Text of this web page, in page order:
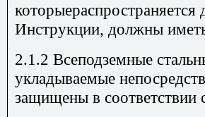
которыераспространяется
Инструкции, должны
2.1.2 Всеподземные
укладываемые
защищены в